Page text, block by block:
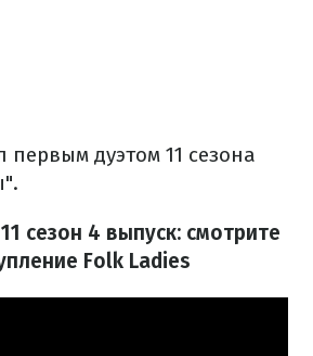
первым дуэтом 11 сезона
сезон 4 выпуск: смотрите
Folk Ladies